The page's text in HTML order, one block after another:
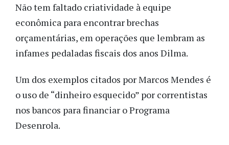
Não tem faltado criatividade à equipe
econômica para encontrar brechas
orçamentárias, em operações que lembram as
infames pedaladas fiscais dos anos Dilma.
Um dos exemplos citados por Marcos Mendes é
o uso de “dinheiro esquecido” por correntistas
nos bancos para financiar o Programa
Desenrola.